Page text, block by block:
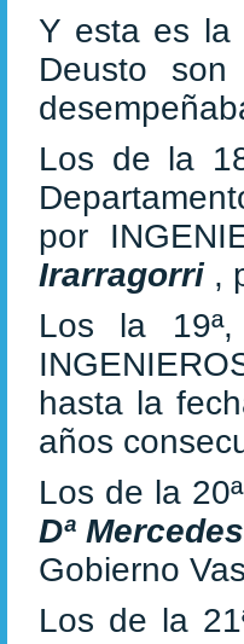
Y esta es la
Deusto
Los de la
por
Irarragorri ,
Los la
hasta la
años
Los de la
Dª
Gobierno
Los de la